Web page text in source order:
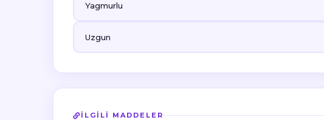
Yagmurlu
Uzgun
İLGILI MADDELER